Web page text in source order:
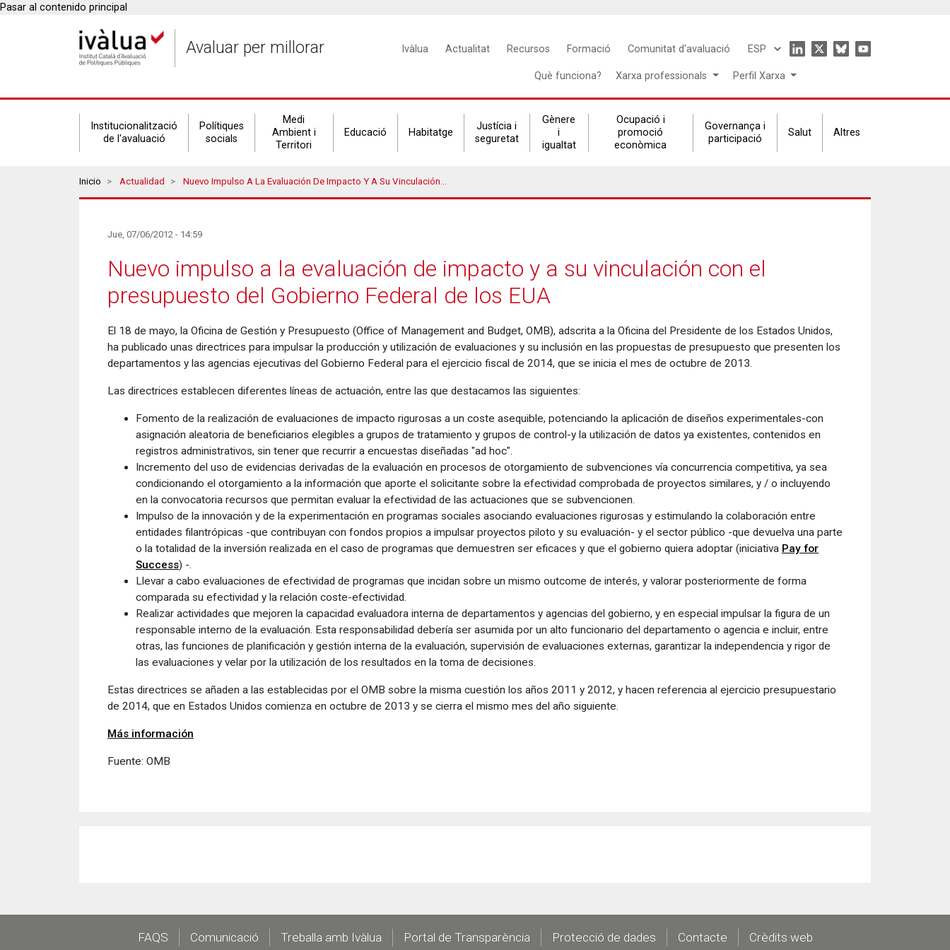
Pasar al contenido principal
Avaluar per millorar
Main
Ivàlua Actualitat Recursos Formació Comunitat d'avaluació
Select
language
Icon
menu
Què funciona? Xarxa professionals Perfil Xarxa
Secondary
navigation
Institucionalització
de l'avaluació
Polítiques
socials
Medi
Ambient i
Territori
Educació Habitatge
Justícia i
seguretat
Gènere
i
igualtat
Ocupació i
promoció
econòmica
Governança i
participació
Salut Altres
Breadcrumbs
Inicio Actualidad Nuevo Impulso A La Evaluación De Impacto Y A Su Vinculación Con El Presupuesto Del Gobierno Federal De Los EUA
Jue, 07/06/2012 - 14:59
Nuevo impulso a la evaluación de impacto y a su vinculación con el
presupuesto del Gobierno Federal de los EUA
El 18 de mayo, la Oficina de Gestión y Presupuesto (Office of Management and Budget, OMB), adscrita a la Oficina del Presidente de los Estados Unidos,
ha publicado unas directrices para impulsar la producción y utilización de evaluaciones y su inclusión en las propuestas de presupuesto que presenten los
departamentos y las agencias ejecutivas del Gobierno Federal para el ejercicio fiscal de 2014, que se inicia el mes de octubre de 2013.
Las directrices establecen diferentes líneas de actuación, entre las que destacamos las siguientes:
Fomento de la realización de evaluaciones de impacto rigurosas a un coste asequible, potenciando la aplicación de diseños experimentales-con
asignación aleatoria de beneficiarios elegibles a grupos de tratamiento y grupos de control-y la utilización de datos ya existentes, contenidos en
registros administrativos, sin tener que recurrir a encuestas diseñadas "ad hoc".
Incremento del uso de evidencias derivadas de la evaluación en procesos de otorgamiento de subvenciones vía concurrencia competitiva, ya sea
condicionando el otorgamiento a la información que aporte el solicitante sobre la efectividad comprobada de proyectos similares, y / o incluyendo
en la convocatoria recursos que permitan evaluar la efectividad de las actuaciones que se subvencionen.
Impulso de la innovación y de la experimentación en programas sociales asociando evaluaciones rigurosas y estimulando la colaboración entre
entidades filantrópicas -que contribuyan con fondos propios a impulsar proyectos piloto y su evaluación- y el sector público -que devuelva una parte
o la totalidad de la inversión realizada en el caso de programas que demuestren ser eficaces y que el gobierno quiera adoptar (iniciativa Pay for
Success) -.
Llevar a cabo evaluaciones de efectividad de programas que incidan sobre un mismo outcome de interés, y valorar posteriormente de forma
comparada su efectividad y la relación coste-efectividad.
Realizar actividades que mejoren la capacidad evaluadora interna de departamentos y agencias del gobierno, y en especial impulsar la figura de un
responsable interno de la evaluación. Esta responsabilidad debería ser asumida por un alto funcionario del departamento o agencia e incluir, entre
otras, las funciones de planificación y gestión interna de la evaluación, supervisión de evaluaciones externas, garantizar la independencia y rigor de
las evaluaciones y velar por la utilización de los resultados en la toma de decisiones.
Estas directrices se añaden a las establecidas por el OMB sobre la misma cuestión los años 2011 y 2012, y hacen referencia al ejercicio presupuestario
de 2014, que en Estados Unidos comienza en octubre de 2013 y se cierra el mismo mes del año siguiente.
Más información
Fuente: OMB
FooterFAQS Comunicació Treballa amb Ivàlua Portal de Transparència Protecció de dades Contacte Crèdits web